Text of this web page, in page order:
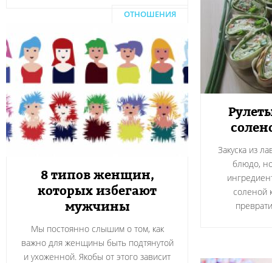
Закуска из
блюдо,
соленой
ОТНОШЕНИЯ
8 типов женщин,
которых избегают
мужчины
Мы постоянно слышим о том, как
важно для женщины быть подтянутой
и ухоженной. Якобы от этого зависит